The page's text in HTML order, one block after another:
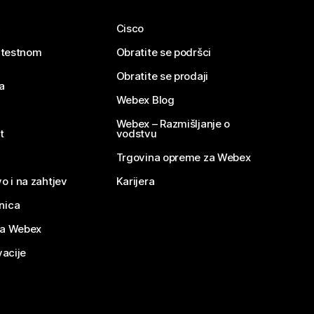
i na zahtjev
Webex
Cisco
Obratite se podršci
Obratite se prodaji
Webex Blog
Webex – Razmišljanje o
vodstvu
Trgovina opreme za Webex
Karijera